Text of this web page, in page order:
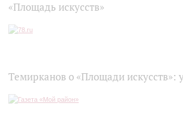
«Площадь искусств»
Темирканов о «Площади